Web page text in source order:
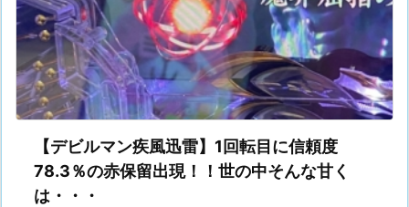
【デビルマン疾風迅雷】1回転目に信頼度
78.3％の赤保留出現！！世の中そんな甘く
は・・・